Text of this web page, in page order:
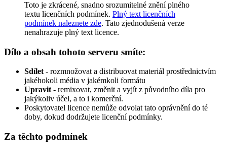
Toto je zkrácené, snadno srozumitelné znění plného
textu licenčních podmínek. Plný text licenčních
podmínek naleznete zde. Tato zjednodušená verze
nenahrazuje plný text licence.
Dílo a obsah tohoto serveru smíte:
Sdílet- rozmnožovat a distribuovat materiál prostřednictvím
jakéhokoli média v jakémkoli formátu
Upravit- remixovat, změnit a vyjít z původního díla pro
jakýkoliv účel, a to i komerční.
Poskytovatel licence nemůže odvolat tato oprávnění do té
doby, dokud dodržujete licenční podmínky.
Za těchto podmínek